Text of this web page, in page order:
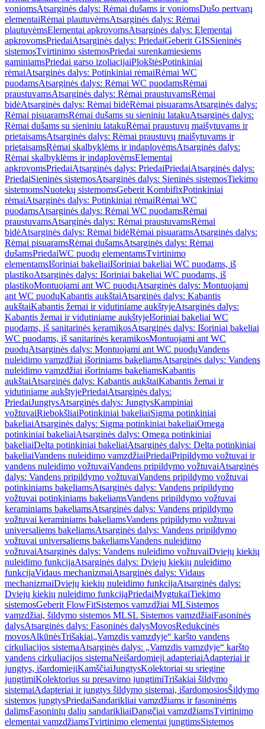
voniomsAtsarginės dalys: Rėmai dušams ir voniomsDušo pertvarų
elementaiRėmai plautuvėmsAtsarginės dalys: Rėmai
plautuvėmsElementai apkrovomsAtsarginės dalys: Elementai
apkrovomsPriedaiAtsarginės dalys: PriedaiGeberit GISSieninės
sistemosTvirtinimo sistemosPriedai surenkamiesiems
gaminiamsPriedai garso izoliacijaiPlokštėsPotinkiniai
rėmaiAtsarginės dalys: Potinkiniai rėmaiRėmai WC
puodamsAtsarginės dalys: Rėmai WC puodamsRėmai
praustuvamsAtsarginės dalys: Rėmai praustuvamsRėmai
bidėAtsarginės dalys: Rėmai bidėRėmai pisuaramsAtsarginės dalys:
Rėmai pisuaramsRėmai dušams su sieniniu latakuAtsarginės dalys:
Rėmai dušams su sieniniu latakuRėmai praustuvų maišytuvams ir
prietaisamsAtsarginės dalys: Rėmai praustuvų maišytuvams ir
prietaisamsRėmai skalbyklėms ir indaplovėmsAtsarginės dalys:
Rėmai skalbyklėms ir indaplovėmsElementai
apkrovomsPriedaiAtsarginės dalys: PriedaiPriedaiAtsarginės dalys:
PriedaiSieninės sistemosAtsarginės dalys: Sieninės sistemosTiekimo
sistemomsNuotekų sistemomsGeberit KombifixPotinkiniai
rėmaiAtsarginės dalys: Potinkiniai rėmaiRėmai WC
puodamsAtsarginės dalys: Rėmai WC puodamsRėmai
praustuvamsAtsarginės dalys: Rėmai praustuvamsRėmai
bidėAtsarginės dalys: Rėmai bidėRėmai pisuaramsAtsarginės dalys:
Rėmai pisuaramsRėmai dušamsAtsarginės dalys: Rėmai
dušamsPriedaiWC puodų elementamsTvirtinimo
elementamsIšoriniai bakeliaiIšoriniai bakeliai WC puodams, iš
plastikoAtsarginės dalys: Išoriniai bakeliai WC puodams, iš
plastikoMontuojami ant WC puodųAtsarginės dalys: Montuojami
ant WC puodųKabantis aukštaiAtsarginės dalys: Kabantis
aukštaiKabantis žemai ir vidutiniame aukštyjeAtsarginės dalys:
Kabantis žemai ir vidutiniame aukštyjeIšoriniai bakeliai WC
puodams, iš sanitarinės keramikosAtsarginės dalys: Išoriniai bakeliai
WC puodams, iš sanitarinės keramikosMontuojami ant WC
puodųAtsarginės dalys: Montuojami ant WC puodųVandens
nuleidimo vamzdžiai išoriniams bakeliamsAtsarginės dalys: Vandens
nuleidimo vamzdžiai išoriniams bakeliamsKabantis
aukštaiAtsarginės dalys: Kabantis aukštaiKabantis žemai ir
vidutiniame aukštyjePriedaiAtsarginės dalys:
PriedaiJungtysAtsarginės dalys: JungtysKampiniai
vožtuvaiRiebokšliaiPotinkiniai bakeliaiSigma potinkiniai
bakeliaiAtsarginės dalys: Sigma potinkiniai bakeliaiOmega
potinkiniai bakeliaiAtsarginės dalys: Omega potinkiniai
bakeliaiDelta potinkiniai bakeliaiAtsarginės dalys: Delta potinkiniai
bakeliaiVandens nuleidimo vamzdžiaiPriedaiPripildymo vožtuvai ir
vandens nuleidimo vožtuvaiVandens pripildymo vožtuvaiAtsarginės
dalys: Vandens pripildymo vožtuvaiVandens pripildymo vožtuvai
potinkiniams bakeliamsAtsarginės dalys: Vandens pripildymo
vožtuvai potinkiniams bakeliamsVandens pripildymo vožtuvai
keraminiams bakeliamsAtsarginės dalys: Vandens pripildymo
vožtuvai keraminiams bakeliamsVandens pripildymo vožtuvai
universaliems bakeliamsAtsarginės dalys: Vandens pripildymo
vožtuvai universaliems bakeliamsVandens nuleidimo
vožtuvaiAtsarginės dalys: Vandens nuleidimo vožtuvaiDviejų kiekių
nuleidimo funkcijaAtsarginės dalys: Dviejų kiekių nuleidimo
funkcijaVidaus mechanizmaiAtsarginės dalys: Vidaus
mechanizmaiDviejų kiekių nuleidimo funkcijaAtsarginės dalys:
Dviejų kiekių nuleidimo funkcijaPriedaiMygtukaiTiekimo
sistemosGeberit FlowFitSistemos vamzdžiai MLSistemos
vamzdžiai, šildymo sistemos MLSL Sistemos vamzdžiaiFasoninės
dalysAtsarginės dalys: Fasoninės dalysMovosRedukcinės
movosAlkūnėsTrišakiai„Vamzdis vamzdyje“ karšto vandens
cirkuliacijos sistemaAtsarginės dalys: „Vamzdis vamzdyje“ karšto
vandens cirkuliacijos sistemaNeišardomieji adapteriaiAdapteriai ir
jungtys, išardomiejiKamščiaiJungtysKolektoriai su sriegine
jungtimiKolektorius su presavimo jungtimiTrišakiai šildymo
sistemaiAdapteriai ir jungtys šildymo sistemai, išardomosiosŠildymo
sistemos jungtysPriedaiSandarikliai vamzdžiams ir fasoninėms
dalimsFasoninių dalių sandarikliaiDangčiai vamzdžiamsTvirtinimo
elementai vamzdžiamsTvirtinimo elementai jungtimsSistemos